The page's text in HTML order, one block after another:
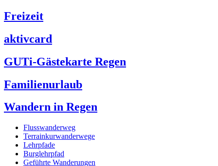
Freizeit
aktivcard
GUTi-Gästekarte Regen
Familienurlaub
Wandern in Regen
Flusswanderweg
Terrainkurwanderwege
Lehrpfade
Burglehrpfad
Geführte Wanderungen